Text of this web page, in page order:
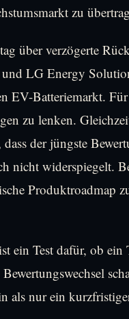
zu
über verzögerte
und LG Energy
EV-Batteriemarkt.
zu lenken.
der jüngste
nicht widerspiegelt.
Produktroadmap
ein Test dafür, ob
als nur ein